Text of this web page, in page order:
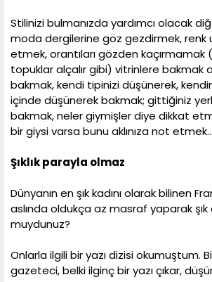
Stilinizi bulmanızda yardımcı olacak
moda dergilerine göz gezdirmek, renk
etmek, orantıları gözden kaçırmamak
topuklar alçalır gibi) vitrinlere bakmak
bakmak, kendi tipinizi düşünerek,
içinde düşünerek bakmak; gittiğiniz
bakmak, neler giymişler diye dikkat
bir giysi varsa bunu aklınıza not etmek…
Şıklık parayla olmaz
Dünyanın en şık kadını olarak bilinen
aslında oldukça az masraf yaparak şık
muydunuz?
Onlarla ilgili bir yazı dizisi okumuştum.
gazeteci, belki ilginç bir yazı çıkar,